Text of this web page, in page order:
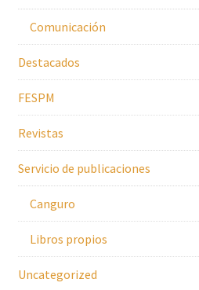
Comunicación
Destacados
FESPM
Revistas
Servicio de publicaciones
Canguro
Libros propios
Uncategorized